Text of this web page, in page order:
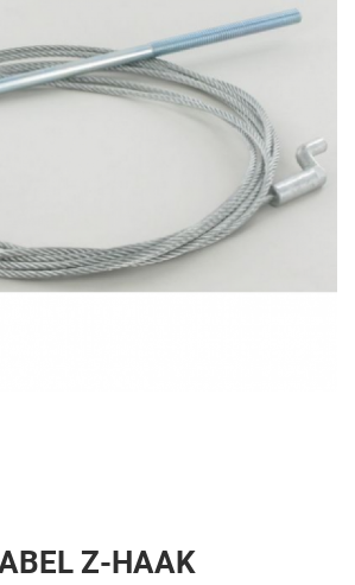
Z-HAAK